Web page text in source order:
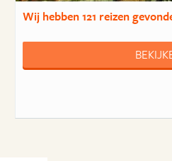
Wij hebben121 reizen